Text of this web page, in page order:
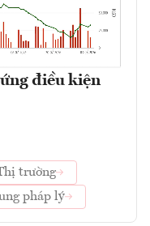
điều kiện
trường
pháp lý